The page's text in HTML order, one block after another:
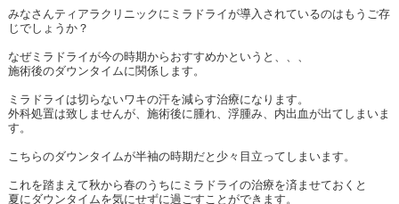
みなさんティアラクリニックにミラドライが導入されているのはもうご存
じでしょうか？
なぜミラドライが今の時期からおすすめかというと、、、
施術後のダウンタイムに関係します。
ミラドライは切らないワキの汗を減らす治療になります。
外科処置は致しませんが、施術後に腫れ、浮腫み、内出血が出てしまいま
す。
こちらのダウンタイムが半袖の時期だと少々目立ってしまいます。
これを踏まえて秋から春のうちにミラドライの治療を済ませておくと
夏にダウンタイムを気にせずに過ごすことができます。